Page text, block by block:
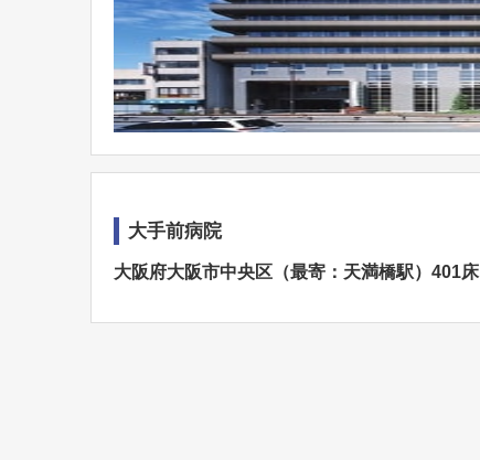
大手前病院
大阪府大阪市中央区（最寄：天満橋駅）401床